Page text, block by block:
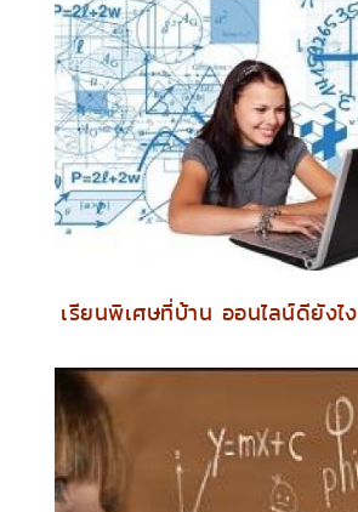
เรียนพิเศษที่บ้าน ออนไลน์ดียังไง